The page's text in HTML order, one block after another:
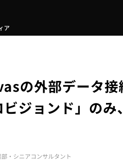
ア
の外部データ
ジョンド」の
部 ・シニアコンサルタント